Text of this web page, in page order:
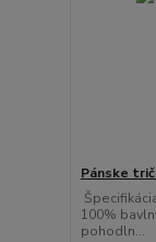
Pánske
100%
pohodln...